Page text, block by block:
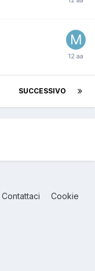
SUCCESSIVO
Contattaci Cookie